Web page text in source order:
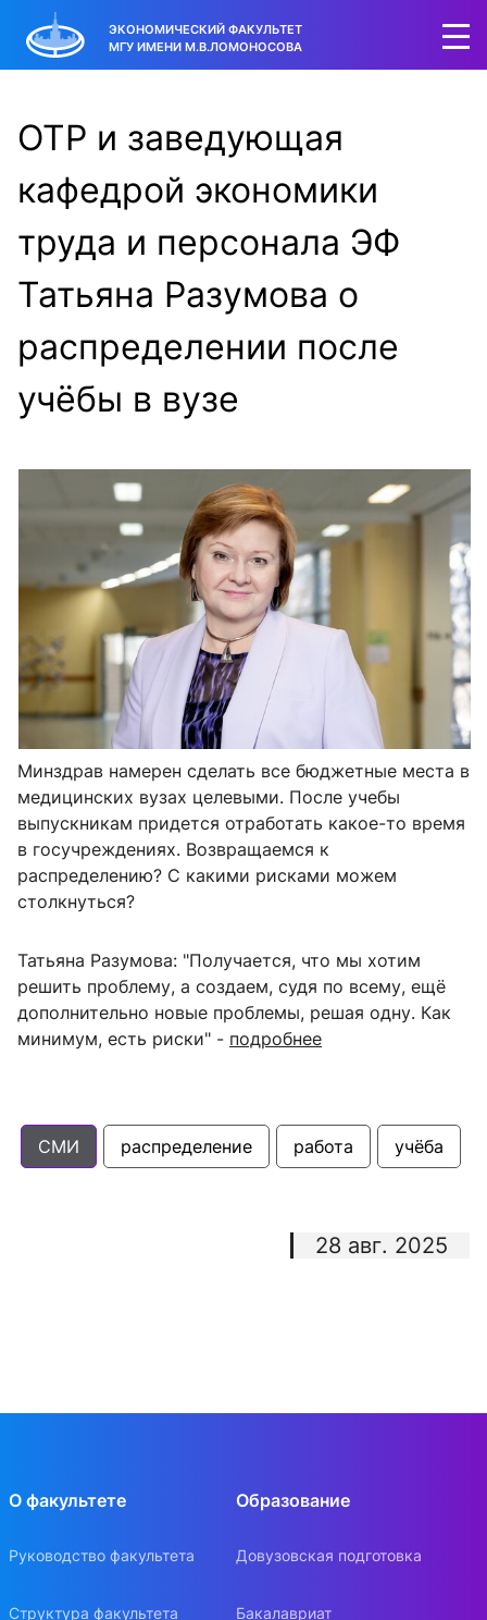
ЭКОНОМИЧЕСКИЙ ФАКУЛЬТЕТ
МГУ ИМЕНИ М.В.ЛОМОНОСОВА
ОТР и заведующая
кафедрой экономики
труда и персонала ЭФ
Татьяна Разумова о
распределении после
учёбы в вузе
Минздрав намерен сделать все бюджетные места в
медицинских вузах целевыми. После учебы
выпускникам придется отработать какое-то время
в госучреждениях. Возвращаемся к
распределению? С какими рисками можем
столкнуться?
Татьяна Разумова: "Получается, что мы хотим
решить проблему, а создаем, судя по всему, ещё
дополнительно новые проблемы, решая одну. Как
минимум, есть риски" - подробнее
СМИ распределение работа учёба
28 авг. 2025
О факультете
Руководство факультета
Структура факультета
Образование
Довузовская подготовка
Бакалавриат